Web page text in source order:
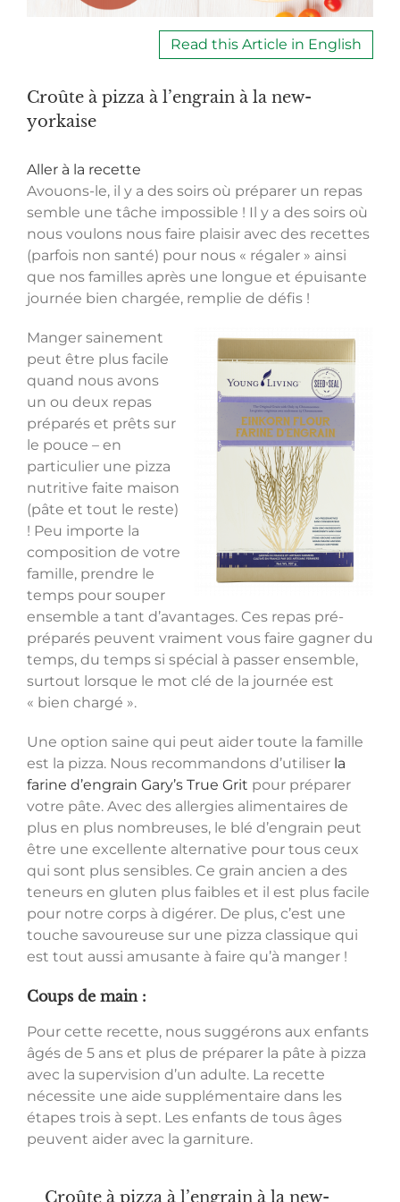
Read this Article in English
Croûte à pizza à l’engrain à la new-
yorkaise
Aller à la recette
Avouons-le, il y a des soirs où préparer un repas
semble une tâche impossible ! Il y a des soirs où
nous voulons nous faire plaisir avec des recettes
(parfois non santé) pour nous « régaler » ainsi
que nos familles après une longue et épuisante
journée bien chargée, remplie de défis !
Manger sainement
peut être plus facile
quand nous avons
un ou deux repas
préparés et prêts sur
le pouce – en
particulier une pizza
nutritive faite maison
(pâte et tout le reste)
! Peu importe la
composition de votre
famille, prendre le
temps pour souper
ensemble a tant d’avantages. Ces repas pré-
préparés peuvent vraiment vous faire gagner du
temps, du temps si spécial à passer ensemble,
surtout lorsque le mot clé de la journée est
« bien chargé ».
Une option saine qui peut aider toute la famille
est la pizza. Nous recommandons d’utiliser la
farine d’engrain Gary’s True Grit pour préparer
votre pâte. Avec des allergies alimentaires de
plus en plus nombreuses, le blé d’engrain peut
être une excellente alternative pour tous ceux
qui sont plus sensibles. Ce grain ancien a des
teneurs en gluten plus faibles et il est plus facile
pour notre corps à digérer. De plus, c’est une
touche savoureuse sur une pizza classique qui
est tout aussi amusante à faire qu’à manger !
Coups de main :
Pour cette recette, nous suggérons aux enfants
âgés de 5 ans et plus de préparer la pâte à pizza
avec la supervision d’un adulte. La recette
nécessite une aide supplémentaire dans les
étapes trois à sept. Les enfants de tous âges
peuvent aider avec la garniture.
Croûte à pizza à l’engrain à la new-